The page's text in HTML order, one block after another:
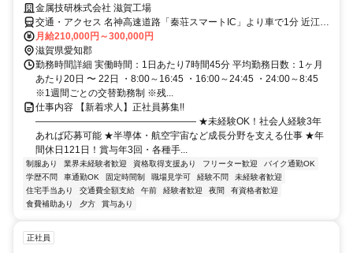
金属技研株式会社 滋賀工場
交通・アクセス 名神高速道路「秦荘スマートIC」より車で1分 近江鉄
道本線「愛知川駅」より車で約12分 JR琵琶湖線「稲枝駅」より車で
約20分
月給210,000円～300,000円
滋賀県愛知郡
勤務時間詳細 実働時間：1日あたり7時間45分 平均勤務日数：1ヶ月
あたり20日 〜 22日 ・8:00～16:45 ・16:00～24:45 ・24:00～8:45
※1週間ごとの交替勤務制 ※残...
仕事内容 【新着求人】正社員募集!!
――――――――――――――――― ★未経験OK！社会人経験3年
あれば応募可能 ★半導体・航空宇宙など成長分野を支える仕事 ★年
間休日121日！賞与年3回・各種手...
制服あり 業界未経験者歓迎 資格取得支援あり フリーター歓迎
バイク通勤OK
学歴不問
車通勤OK 固定時間制 職場見学可 経験不問
未経験者歓迎
住宅手当あり
交通費全額支給 午前 経験者歓迎 夜間
有資格者歓迎
食費補助あり
夕方 賞与あり
正社員